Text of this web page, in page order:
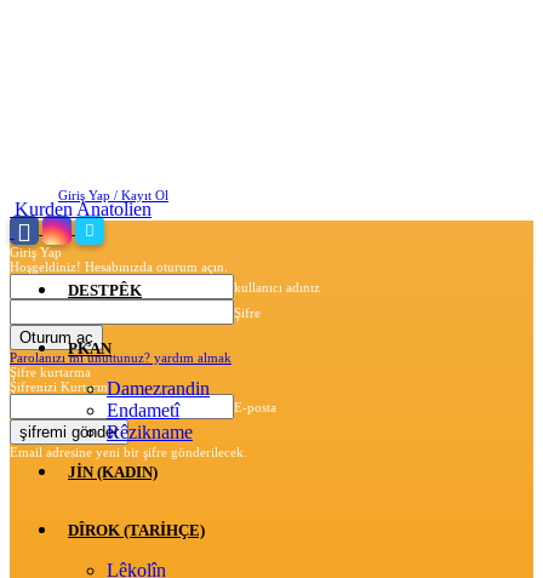
Giriş Yap / Kayıt Ol
Giriş Yap
Hoşgeldiniz! Hesabınızda oturum açın.
kullanıcı adınız
Şifre
Parolanızı mı unuttunuz? yardım almak
Şifre kurtarma
Şifrenizi Kurtarın
E-posta
Email adresine yeni bir şifre gönderilecek.
Kurden Anatolien
DESTPÊK
PKAN
Damezrandin
Endametî
Rêzikname
JİN (KADIN)
DÎROK (TARİHÇE)
Lêkolîn